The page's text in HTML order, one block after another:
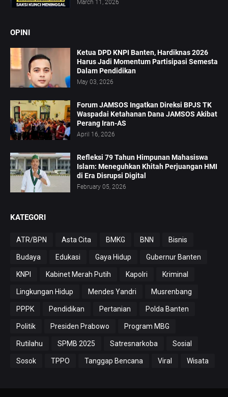
March 11, 2026
OPINI
Ketua DPD KNPI Banten, Hardiknas 2026
Harus Jadi Momentum Partisipasi Semesta
Dalam Pendidikan
May 03, 2026
Forum JAMSOS Ingatkan Direksi BPJS TK
Waspadai Ketahanan Dana JAMSOS Akibat
Perang Iran-AS
April 16, 2026
Refleksi 79 Tahun Himpunan Mahasiswa
Islam: Meneguhkan Khitah Perjuangan HMI
di Era Disrupsi Digital
February 05, 2026
KATEGORI
ATR/BPN Asta Cita BMKG BNN Bisnis
Budaya Edukasi Gaya Hidup Gubernur Banten
KNPI Kabinet Merah Putih Kapolri Kriminal
Lingkungan Hidup Mendes Yandri Musrenbang
PPPK Pendidikan Pertanian Polda Banten
Politik Presiden Prabowo Program MBG
Rutilahu SPMB 2025 Satresnarkoba Sosial
Sosok TPPO Tanggap Bencana Viral Wisata